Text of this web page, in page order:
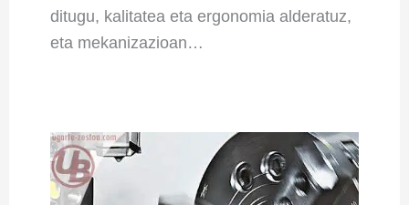
ditugu, kalitatea eta ergonomia alderatuz,
eta mekanizazioan…